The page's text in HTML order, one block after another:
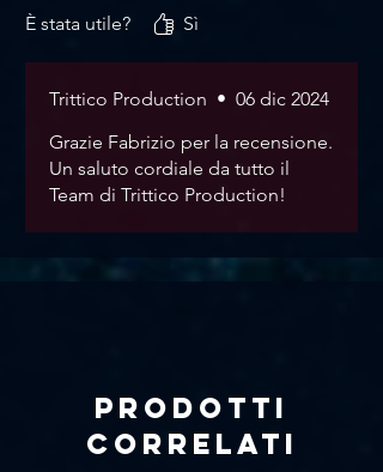
È stata utile?
Sì
Trittico Production • 06 dic 2024
Grazie Fabrizio per la recensione.
Un saluto cordiale da tutto il
Team di Trittico Production!
Prodotti
correlati